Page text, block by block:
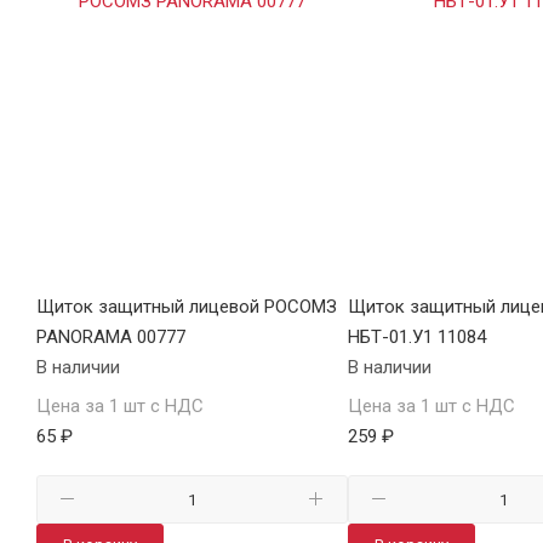
Щиток защитный лицевой РОСОМЗ
PANORAMA 00777
В наличии
Цена за 1 шт с НДС
65 ₽
Щиток защитный
НБТ-01.У1 11084
В наличии
Цена за 1 шт с НДС
259 ₽